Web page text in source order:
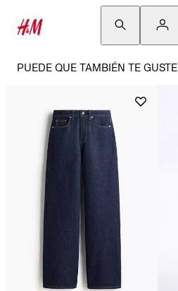
PUEDE QUE TAMBIÉN TE GUSTE